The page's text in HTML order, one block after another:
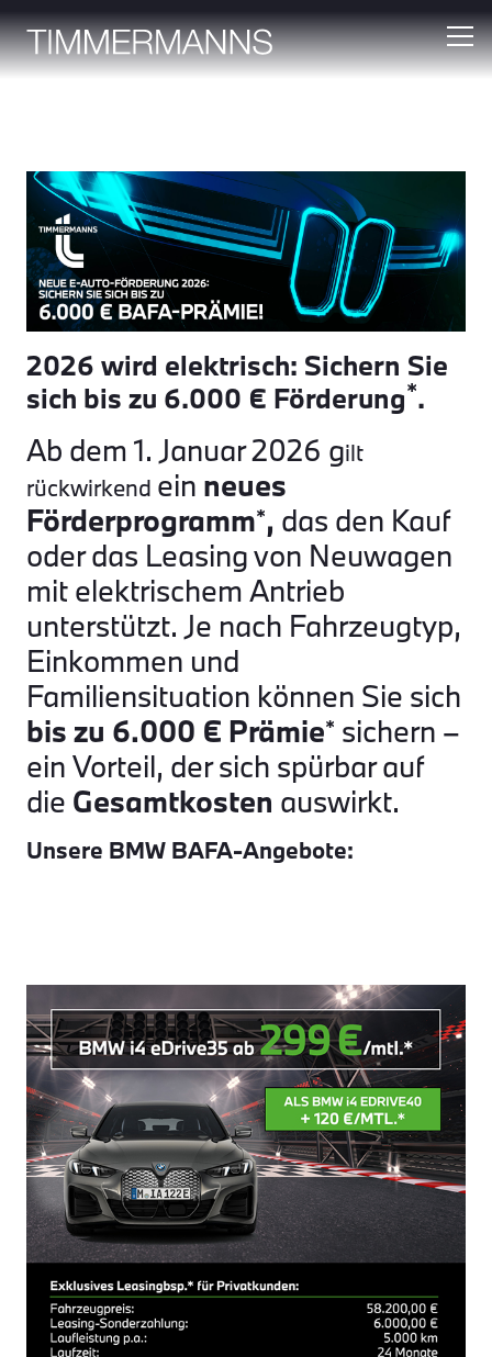
2026 wird elektrisch: Sichern Sie
sich bis zu 6.000 € Förderung*.
Ab dem 1. Januar 2026 gilt
rückwirkend ein neues
Förderprogramm*, das den Kauf
oder das Leasing von Neuwagen
mit elektrischem Antrieb
unterstützt. Je nach Fahrzeugtyp,
Einkommen und
Familiensituation können Sie sich
bis zu 6.000 € Prämie* sichern –
ein Vorteil, der sich spürbar auf
die Gesamtkosten auswirkt.
Unsere BMW BAFA-Angebote: